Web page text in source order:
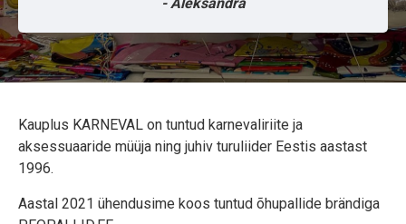
Kauplus KARNEVAL on tuntud karnevaliriite ja
aksessuaaride müüja ning juhiv turuliider Eestis aastast
1996.
Aastal 2021 ühendusime koos tuntud õhupallide brändiga